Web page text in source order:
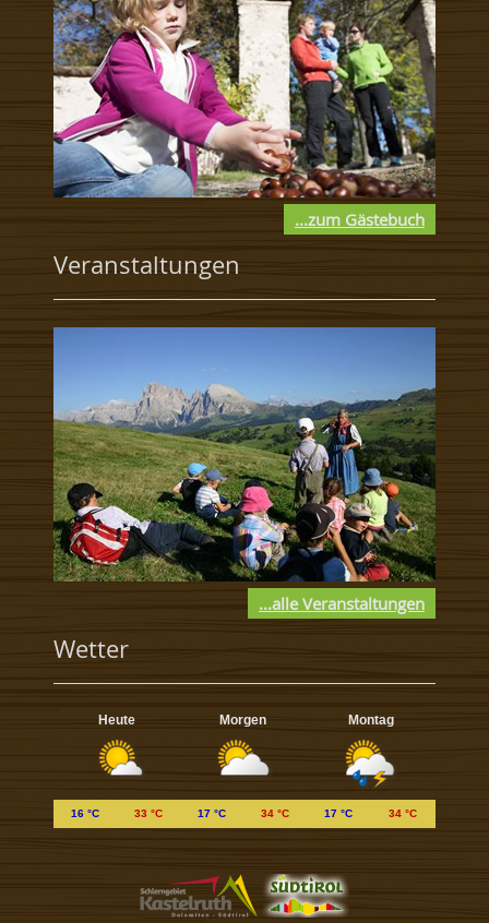
...zum Gästebuch
Veranstaltungen
...alle Veranstaltungen
Wetter
Heute Morgen Montag
16 °C 33 °C 17 °C 34 °C 17 °C 34 °C